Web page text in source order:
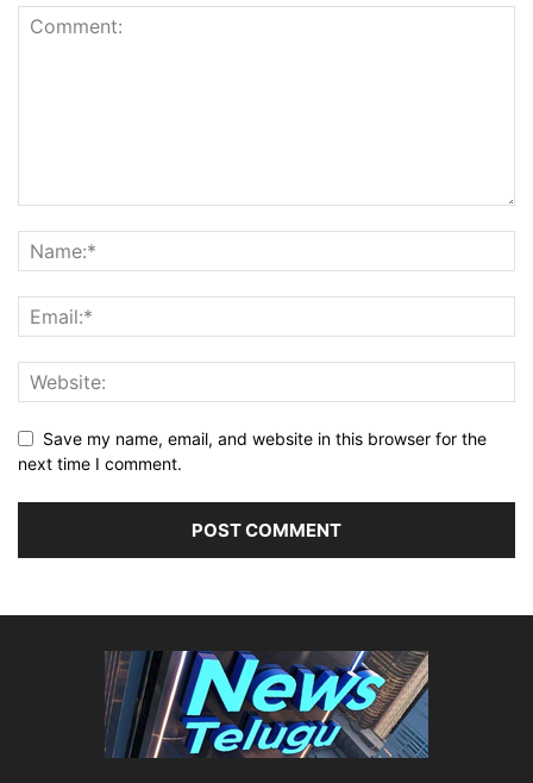
Save my name, email, and website in this browser for the
next time I comment.